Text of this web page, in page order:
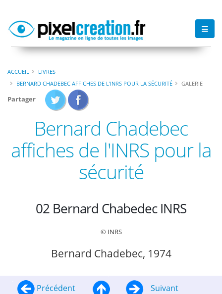
ACCUEIL
LIVRES
BERNARD CHADEBEC AFFICHES DE L'INRS POUR LA SÉCURITÉ
GALERIE
Partager
Bernard Chadebec
affiches de l'INRS pour la
sécurité
02 Bernard Chabedec INRS
© INRS
Bernard Chadebec, 1974
Précédent Suivant